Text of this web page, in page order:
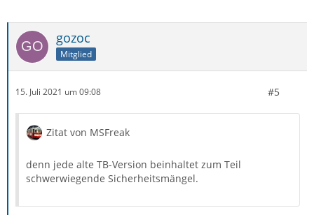
gozoc
Mitglied
15. Juli 2021 um 09:08 #5
Zitat von MSFreak
denn jede alte TB-Version beinhaltet zum Teil
schwerwiegende Sicherheitsmängel.